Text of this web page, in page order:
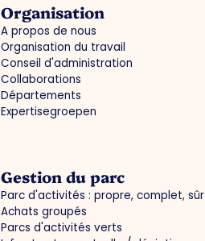
Organisation
A propos de nous
Organisation du travail
Conseil d'administration
Collaborations
Départements
Expertisegroepen
Gestion du parc
Parc d'activités : propre, complet, sûr
Achats groupés
Parcs d'activités verts